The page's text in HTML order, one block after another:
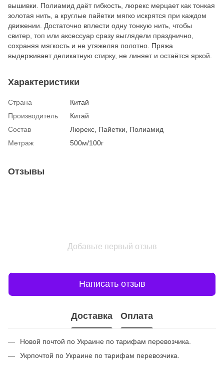
вышивки. Полиамид даёт гибкость, люрекс мерцает как тонкая
золотая нить, а круглые пайетки мягко искрятся при каждом
движении. Достаточно вплести одну тонкую нить, чтобы
свитер, топ или аксессуар сразу выглядели празднично,
сохраняя мягкость и не утяжеляя полотно. Пряжа
выдерживает деликатную стирку, не линяет и остаётся яркой.
Характеристики
Страна
Китай
Производитель
Китай
Состав
Люрекс, Пайетки, Полиамид
Метраж
500м/100г
Отзывы
Добавьте первый отзыв
Написать отзыв
Доставка Оплата
Новой почтой по Украине по тарифам перевозчика.
Укрпочтой по Украине по тарифам перевозчика.